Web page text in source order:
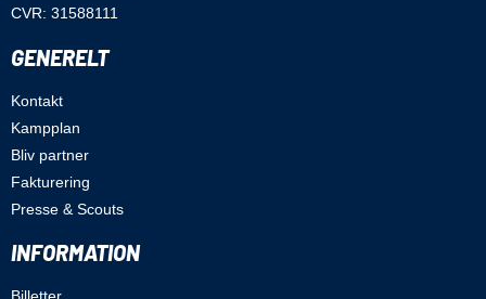
CVR: 31588111
GENERELT
Kontakt
Kampplan
Bliv partner
Fakturering
Presse & Scouts
INFORMATION